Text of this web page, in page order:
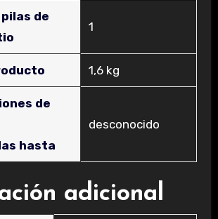
de
‎1
‎1,6 kg
de
hasta
‎desconocido
adicional